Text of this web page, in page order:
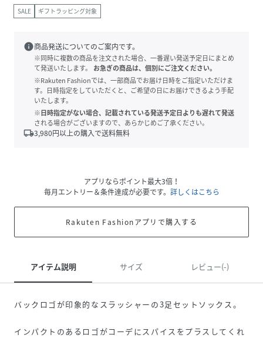
SALE ギフトラッピング対象
info商品発送についてのご案内です。
※同時に複数の商品を注文された場合、一番遅い発送予定日にまとめ
て発送いたします。
お急ぎの商品は、個別にご注文ください。
※Rakuten Fashionでは、一部商品でお届け日時をご指定いただけま
す。日時指定をしていただくと、ご希望の日にお届けできるよう手配
いたします。
※日時指定がない場合、記載されている発送予定日よりも遅れて発送
される場合がございますので、あらかじめご了承ください。
local_shipping3,980円以上の購入で送料無料
アプリならポイント最大3倍！
毎月エントリー＆条件達成が必要です。 詳しくはこちら
Rakuten Fashionアプリで購入する
アイテム説明 サイズ レビュー(-)
バックロゴが印象的なスラッシャーの3足セットソックス。
インパクトのあるロゴがコーデにスパイスをプラスしてくれ